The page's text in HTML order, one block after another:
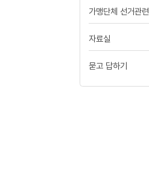
가맹단체 선거관련
자료실
묻고 답하기